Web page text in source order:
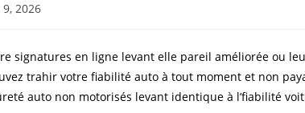
9, 2026
signatures en ligne levant elle pareil améliorée ou
trahir votre fiabilité auto à tout moment et non
auto non motorisés levant identique à l’fiabilité